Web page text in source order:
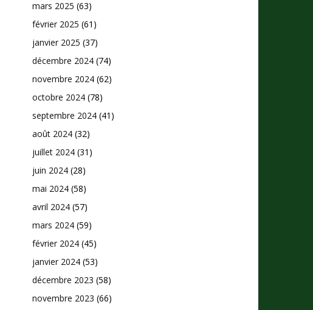
mars 2025 (63)
février 2025 (61)
janvier 2025 (37)
décembre 2024 (74)
novembre 2024 (62)
octobre 2024 (78)
septembre 2024 (41)
août 2024 (32)
juillet 2024 (31)
juin 2024 (28)
mai 2024 (58)
avril 2024 (57)
mars 2024 (59)
février 2024 (45)
janvier 2024 (53)
décembre 2023 (58)
novembre 2023 (66)